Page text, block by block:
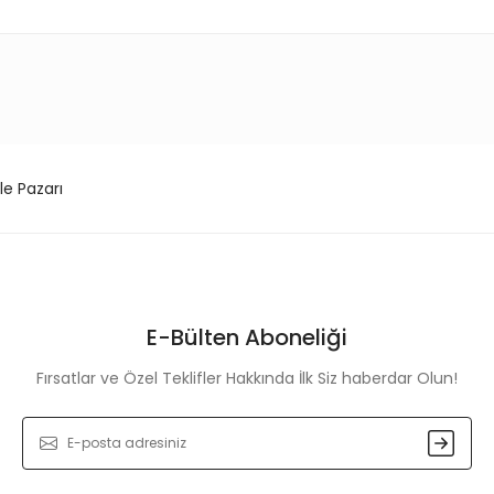
Pazarı
E-Bülten Aboneliği
Fırsatlar ve Özel Teklifler Hakkında İlk Siz haberdar Olun!